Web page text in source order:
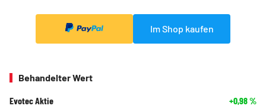
Im Shop kaufen
Behandelter Wert
Evotec Aktie +0,98%